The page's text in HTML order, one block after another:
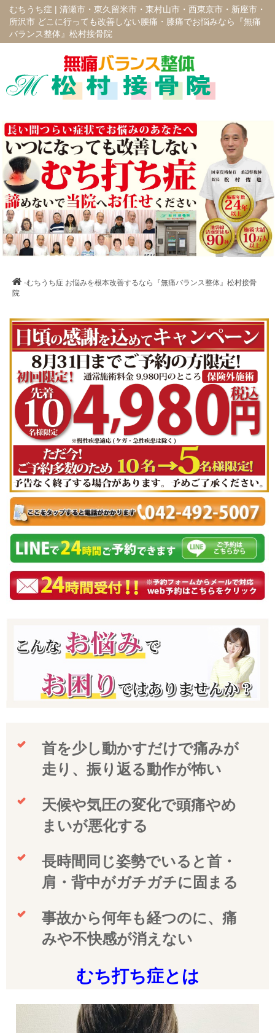
むちうち症 | 清瀬市・東久留米市・東村山市・西東京市・新座市・
所沢市 どこに行っても改善しない腰痛・膝痛でお悩みなら『無痛
バランス整体』松村接骨院
-むちうち症 お悩みを根本改善するなら『無痛バランス整体』松村接骨
院
首を少し動かすだけで痛みが
走り、振り返る動作が怖い
天候や気圧の変化で頭痛やめ
まいが悪化する
長時間同じ姿勢でいると首・
肩・背中がガチガチに固まる
事故から何年も経つのに、痛
みや不快感が消えない
むち打ち症とは